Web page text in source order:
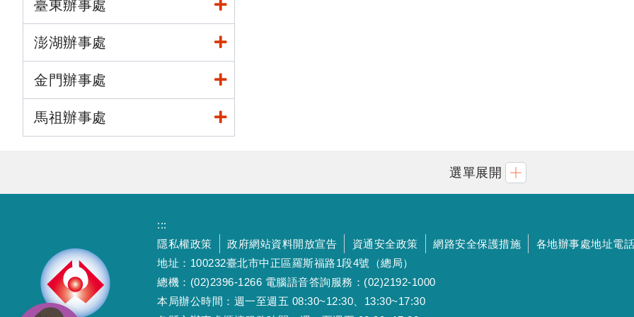
臺東辦事處
澎湖辦事處
金門辦事處
馬祖辦事處
選單展開
:::
隱私權政策
政府網站資料開放宣告 資通安全政策 網路安全保護措施
各地辦事處地址電話
地址：100232臺北市中正區羅斯福路1段4號（總局）
總機：(02)2396-1266 電腦語音答詢服務：(02)2192-1000
本局辦公時間：週一至週五 08:30~12:30、13:30~17:30